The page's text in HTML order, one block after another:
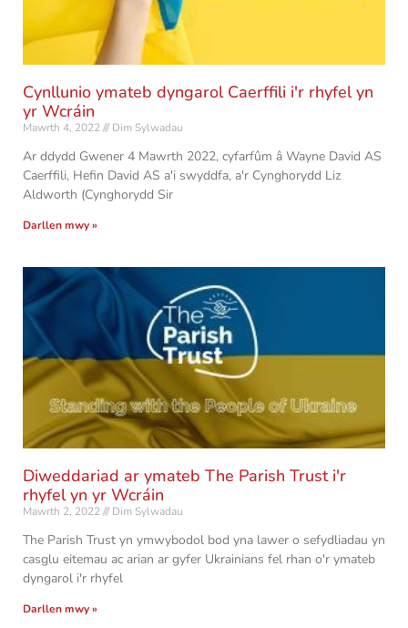
Cynllunio ymateb dyngarol Caerffili i'r rhyfel yn
yr Wcráin
Mawrth 4, 2022 Dim Sylwadau
Ar ddydd Gwener 4 Mawrth 2022, cyfarfûm â Wayne David AS
Caerffili, Hefin David AS a'i swyddfa, a'r Cynghorydd Liz
Aldworth (Cynghorydd Sir
Darllen mwy »
Diweddariad ar ymateb The Parish Trust i'r
rhyfel yn yr Wcráin
Mawrth 2, 2022 Dim Sylwadau
The Parish Trust yn ymwybodol bod yna lawer o sefydliadau yn
casglu eitemau ac arian ar gyfer Ukrainians fel rhan o'r ymateb
dyngarol i'r rhyfel
Darllen mwy »